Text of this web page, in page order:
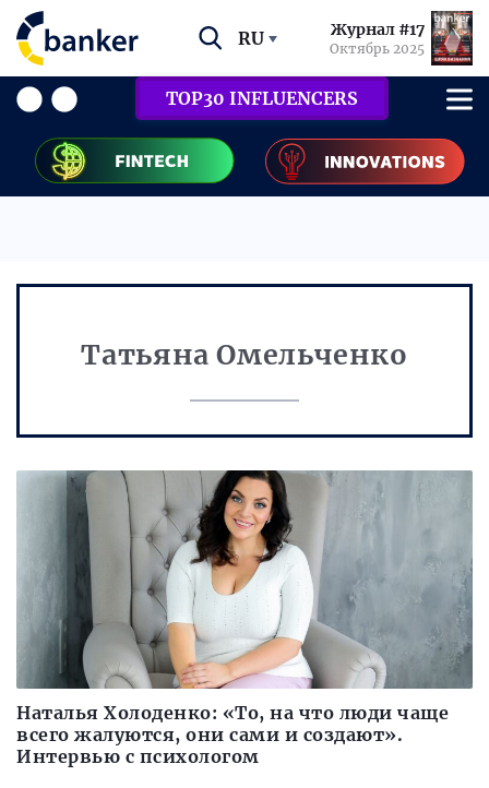
RU Журнал #17
Октябрь 2025
TOP30 INFLUENCERS
Татьяна Омельченко
Наталья Холоденко: «То, на что люди чаще
всего жалуются, они сами и создают».
Интервью с психологом